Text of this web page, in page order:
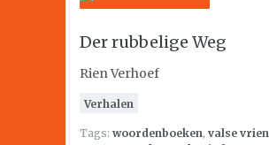
Der rubbelige Weg
Rien Verhoef
Verhalen
Tags: woordenboeken, valse